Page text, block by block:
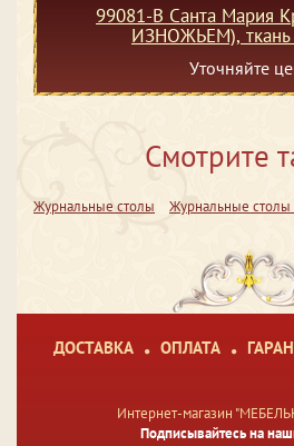
99081-В Санта Мария
ИЗНОЖЬЕМ),
Уточняйте
Смотрите
Журнальные столы Журнальные столы
ДОСТАВКА ОПЛАТА
Интернет-магазин
Подписывайтесь на